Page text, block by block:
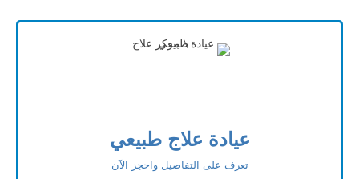
عيادة علاج طبيعي
تعرف على التفاصيل واحجز الآن